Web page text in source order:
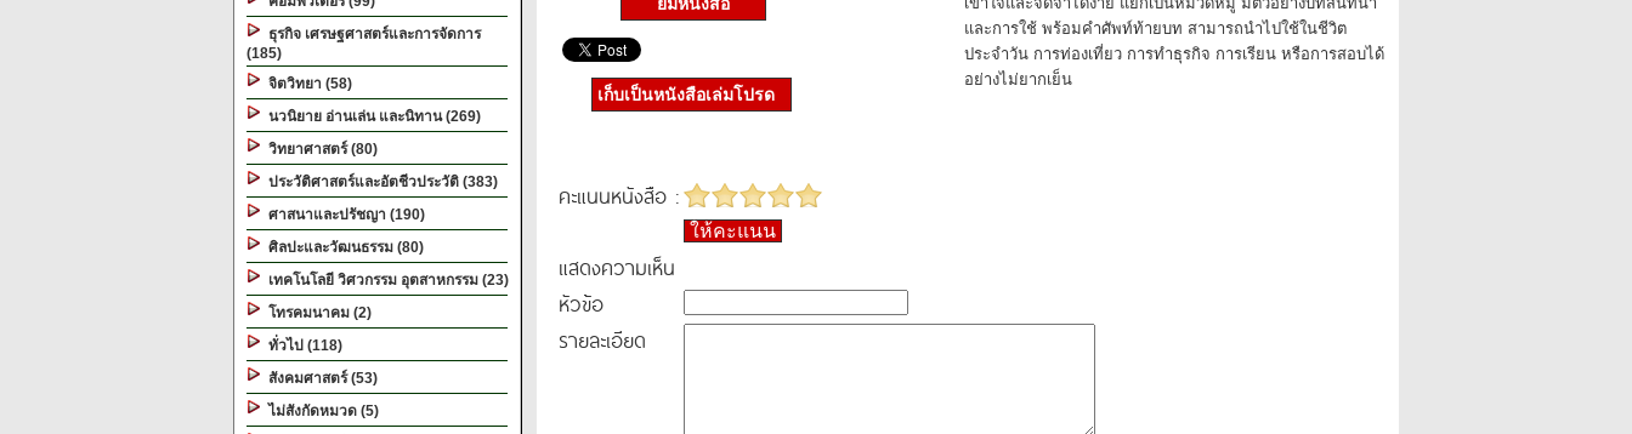
ธุรกิจ เศรษฐศาสตร์และการจัดการ
(185)
จิตวิทยา (58)
นวนิยาย อ่านเล่น และนิทาน (269)
วิทยาศาสตร์ (80)
ประวัติศาสตร์และอัตชีวประวัติ (383)
ศาสนาและปรัชญา (190)
ศิลปะและวัฒนธรรม (80)
เทคโนโลยี วิศวกรรม อุตสาหกรรม (23)
โทรคมนาคม (2)
ทั่วไป (118)
สังคมศาสตร์ (53)
ไม่สังกัดหมวด (5)
และการใช้ พร้อมคำศัพท์ท้ายบท สามารถนำไปใช้ในชีวิต
ประจำวัน การท่องเที่ยว การทำธุรกิจ การเรียน หรือการสอบได้
อย่างไม่ยากเย็น
เก็บเป็นหนังสือเล่มโปรด
คะแนนหนังสือ :
ให้คะแนน
แสดงความเห็น
หัวข้อ
รายละเอียด